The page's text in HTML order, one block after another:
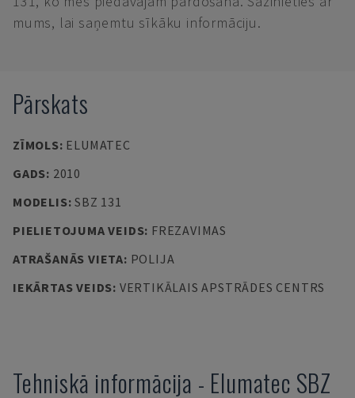
mums, lai saņemtu sīkāku informāciju.
Pārskats
ZĪMOLS: ELUMATEC
GADS: 2010
MODELIS:SBZ 131
PIELIETOJUMA VEIDS: FREZAVIMAS
ATRAŠANĀS VIETA: POLIJA
IEKĀRTAS VEIDS: VERTIKĀLAIS APSTRĀDES CENTRS
Tehniskā informācija - Elumatec SBZ